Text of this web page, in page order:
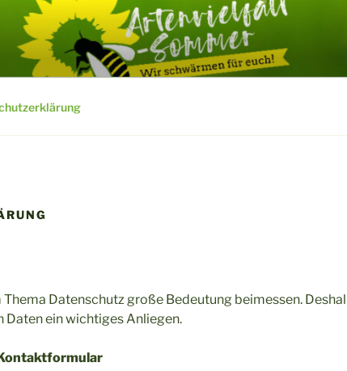
MV.DE
Thema Datenschutz große Bedeutung beimessen.
Daten ein wichtiges Anliegen.